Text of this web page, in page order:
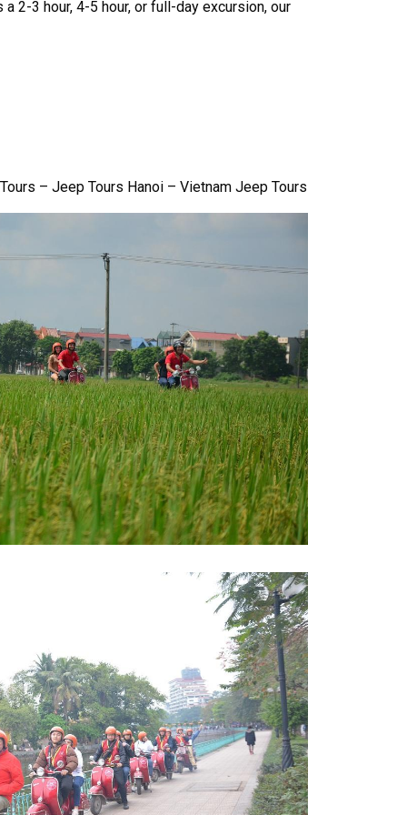
2-3 hour, 4-5 hour, or full-day excursion, our
– Jeep Tours Hanoi – Vietnam Jeep Tours